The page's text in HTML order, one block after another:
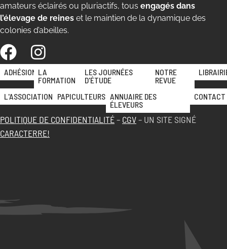
amateurs éclairés ou pluriactifs, tous engagés dans
l’élevage de reines et le maintien de la dynamique des
colonies d’abeilles.
ADHÉSION LA
FORMATION
LES JOURNÉES
D'ÉTUDE
NOTRE
REVUE
L'ASSOCIATION PAPICULTEURS ANNUAIRE DES
ÉLEVEURS
CONTACT
POLITIQUE DE CONFIDENTIALITÉ– CGV– UN SITE SIGNÉ
CARACTERRE!